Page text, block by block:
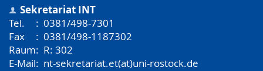
Sekretariat INT
Tel.
: 0381/498-7301
Fax
: 0381/498-1187302
Raum: R: 302
E-Mail: nt-sekretariat.et(at)uni-rostock.de